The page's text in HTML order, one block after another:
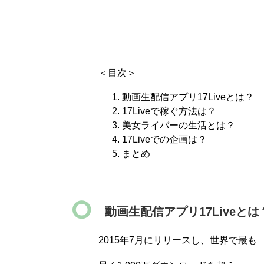
＜目次＞
動画生配信アプリ17Liveとは？
17Liveで稼ぐ方法は？
美女ライバーの生活とは？
17Liveでの企画は？
まとめ
動画生配信アプリ17Liveとは
2015年7月にリリースし、世界で最も